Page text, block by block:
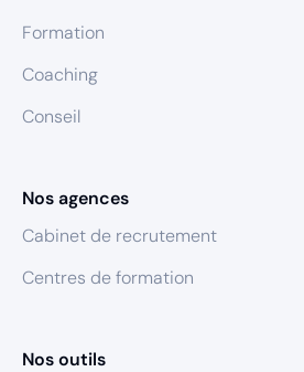
Formation
Coaching
Conseil
Nos agences
Cabinet de recrutement
Centres de formation
Nos outils